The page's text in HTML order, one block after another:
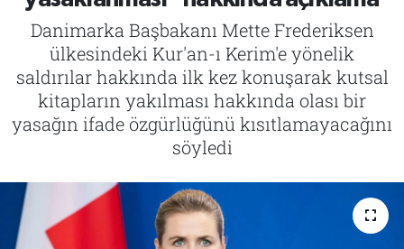
Danimarka Başbakanı Mette Frederiksen
ülkesindeki Kur'an-ı Kerim'e yönelik
saldırılar hakkında ilk kez konuşarak kutsal
kitapların yakılması hakkında olası bir
yasağın ifade özgürlüğünü kısıtlamayacağını
söyledi
Tarih
İletişim
Künye